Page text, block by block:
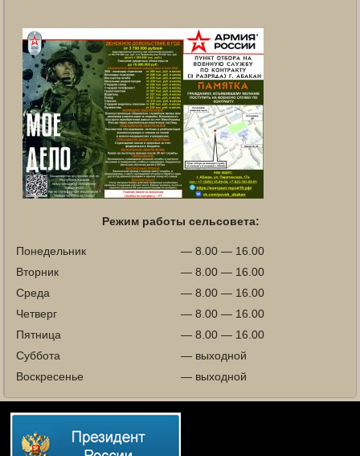
Режим работы сельсовета:
Понедельник
— 8.00 — 16.00
Вторник
— 8.00 — 16.00
Среда
— 8.00 — 16.00
Четверг
— 8.00 — 16.00
Пятница
— 8.00 — 16.00
Суббота
— выходной
Воскресенье
— выходной